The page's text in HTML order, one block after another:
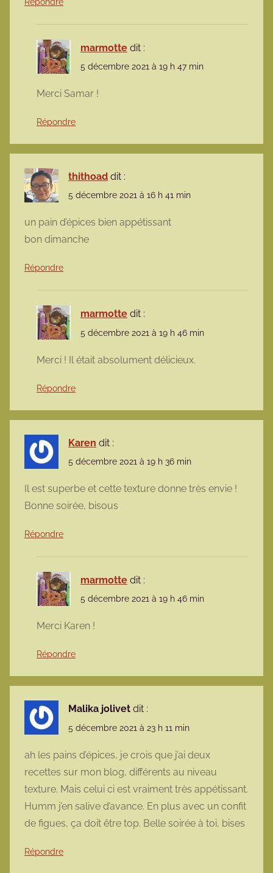
marmotte dit :
5 décembre 2021 à 19 h 47 min
Merci Samar !
Répondre
thithoad dit :
5 décembre 2021 à 16 h 41 min
un pain d’épices bien appétissant
bon dimanche
Répondre
marmotte dit :
5 décembre 2021 à 19 h 46 min
Merci ! Il était absolument délicieux.
Répondre
Karen dit :
5 décembre 2021 à 19 h 36 min
Il est superbe et cette texture donne très envie !
Bonne soirée, bisous
Répondre
marmotte dit :
5 décembre 2021 à 19 h 46 min
Merci Karen !
Répondre
Malika jolivet dit :
5 décembre 2021 à 23 h 11 min
ah les pains d’épices, je crois que j’ai deux
recettes sur mon blog, différents au niveau
texture. Mais celui ci est vraiment très appétissant.
Humm j’en salive d’avance. En plus avec un confit
de figues, ça doit être top. Belle soirée à toi, bises
Répondre